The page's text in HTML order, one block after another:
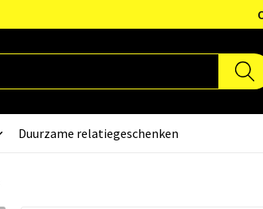
Duurzame relatiegeschenken